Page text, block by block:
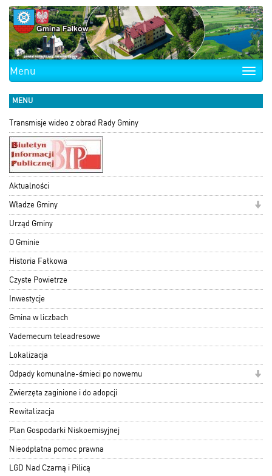
Toggle
Menu
MENU
Transmisje wideo z obrad Rady Gminy
Aktualności
Władze Gminy
Urząd Gminy
O Gminie
Historia Fałkowa
Czyste Powietrze
Inwestycje
Gmina w liczbach
Vademecum teleadresowe
Lokalizacja
Odpady komunalne-śmieci po nowemu
Zwierzęta zaginione i do adopcji
Rewitalizacja
Plan Gospodarki Niskoemisyjnej
Nieodpłatna pomoc prawna
LGD Nad Czarną i Pilicą